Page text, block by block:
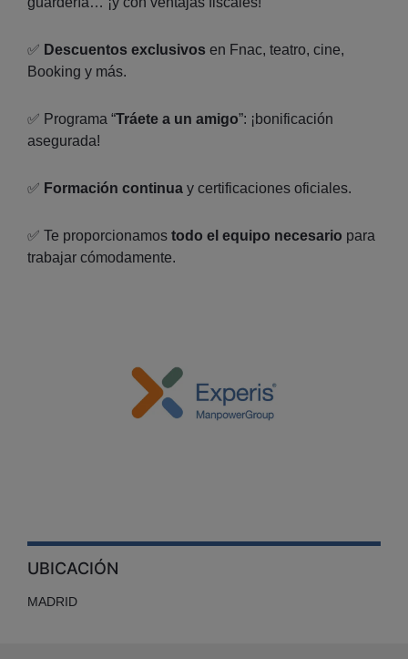
✅ Descuentos exclusivos en Fnac, teatro, cine,
Booking y más.
✅ Programa “Tráete a un amigo”: ¡bonificación
asegurada!
✅ Formación continua y certificaciones oficiales.
✅ Te proporcionamos todo el equipo necesario para
trabajar cómodamente.
UBICACIÓN
MADRID